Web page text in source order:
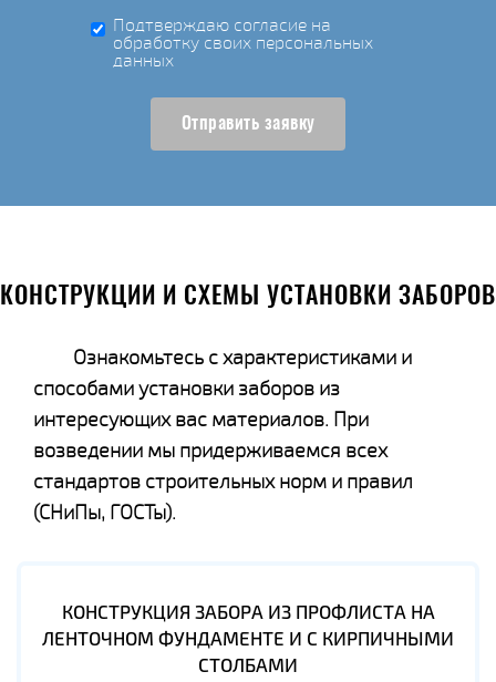
Подтверждаю согласие на
обработку своих персональных
данных
Отправить заявку
КОНСТРУКЦИИ И СХЕМЫ УСТАНОВКИ ЗАБОРОВ
Ознакомьтесь с характеристиками и
способами установки заборов из
интересующих вас материалов. При
возведении мы придерживаемся всех
стандартов строительных норм и правил
(СНиПы, ГОСТы).
КОНСТРУКЦИЯ ЗАБОРА ИЗ ПРОФЛИСТА НА
ЛЕНТОЧНОМ ФУНДАМЕНТЕ И С КИРПИЧНЫМИ
СТОЛБАМИ